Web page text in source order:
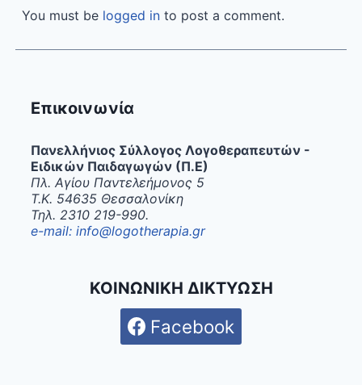
You must be logged in to post a comment.
Επικοινωνία
Πανελλήνιος Σύλλογος Λογοθεραπευτών -
Ειδικών Παιδαγωγών (Π.Ε)
Πλ. Αγίου Παντελεήμονος 5
Τ.Κ. 54635 Θεσσαλονίκη
Τηλ. 2310 219-990.
e-mail: info@logotherapia.gr
ΚΟΙΝΩΝΙΚΗ ΔΙΚΤΥΩΣΗ
Facebook